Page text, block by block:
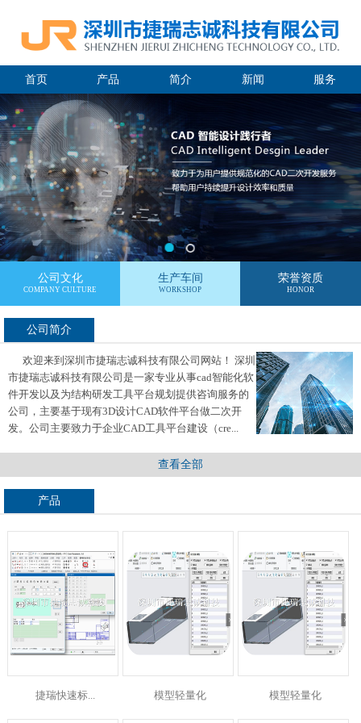
首页 产品 简介 新闻 服务
公司文化
COMPANY CULTURE
生产车间
WORKSHOP
荣誉资质
HONOR
公司简介
欢迎来到深圳市捷瑞志诚科技有限公司网站！ 深圳
市捷瑞志诚科技有限公司是一家专业从事cad智能化软
件开发以及为结构研发工具平台规划提供咨询服务的
公司，主要基于现有3D设计CAD软件平台做二次开
发。公司主要致力于企业CAD工具平台建设（cre...
查看全部
产品
捷瑞快速标... 模型轻量化 模型轻量化